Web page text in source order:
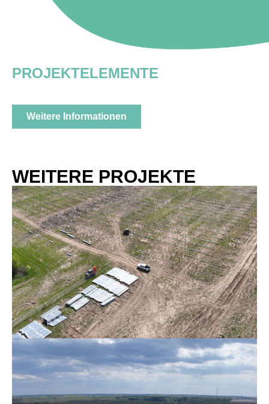
PROJEKTELEMENTE
Weitere Informationen
WEITERE PROJEKTE